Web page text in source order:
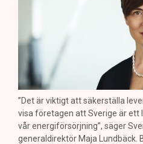
”Det är viktigt att säkerställa
visa företagen att Sverige är ett
vår energiförsörjning”, säger
generaldirektör Maja Lundbäck.